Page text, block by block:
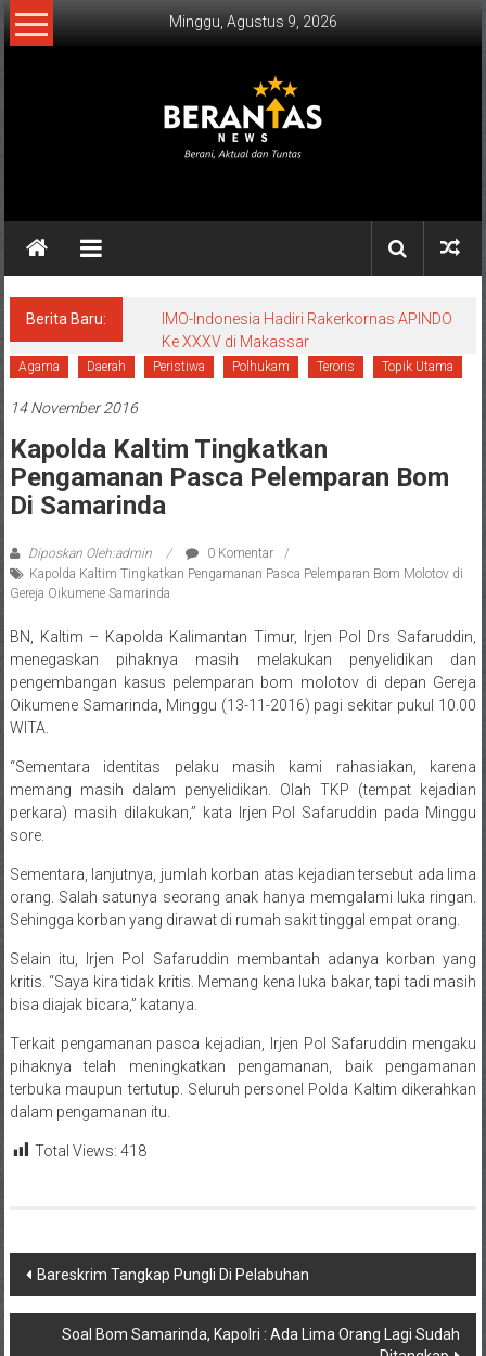
Lompat
ke
Minggu, Agustus 9, 2026
NEWS
Aktual
Tuntas.
Berita Baru:
IMO-Indonesia Hadiri Rakerkornas APINDO
Ke XXXV di Makassar
Agama Daerah Peristiwa Polhukam Teroris Topik Utama
14 November 2016
Kapolda Kaltim Tingkatkan
Pengamanan Pasca Pelemparan Bom
Di Samarinda
Diposkan Oleh:admin
0 Komentar
Kapolda Kaltim Tingkatkan Pengamanan Pasca Pelemparan Bom Molotov di
Gereja Oikumene Samarinda
BN, Kaltim – Kapolda Kalimantan Timur, Irjen Pol Drs Safaruddin,
menegaskan pihaknya masih melakukan penyelidikan dan
pengembangan kasus pelemparan bom molotov di depan Gereja
Oikumene Samarinda, Minggu (13-11-2016) pagi sekitar pukul 10.00
WITA.
“Sementara identitas pelaku masih kami rahasiakan, karena
memang masih dalam penyelidikan. Olah TKP (tempat kejadian
perkara) masih dilakukan,” kata Irjen Pol Safaruddin pada Minggu
sore.
Sementara, lanjutnya, jumlah korban atas kejadian tersebut ada lima
orang. Salah satunya seorang anak hanya memgalami luka ringan.
Sehingga korban yang dirawat di rumah sakit tinggal empat orang.
Selain itu, Irjen Pol Safaruddin membantah adanya korban yang
kritis. “Saya kira tidak kritis. Memang kena luka bakar, tapi tadi masih
bisa diajak bicara,” katanya.
Terkait pengamanan pasca kejadian, Irjen Pol Safaruddin mengaku
pihaknya telah meningkatkan pengamanan, baik pengamanan
terbuka maupun tertutup. Seluruh personel Polda Kaltim dikerahkan
dalam pengamanan itu.
Total Views: 418
Navigasi
pos
Bareskrim Tangkap Pungli Di Pelabuhan
Soal Bom Samarinda, Kapolri : Ada Lima Orang Lagi Sudah